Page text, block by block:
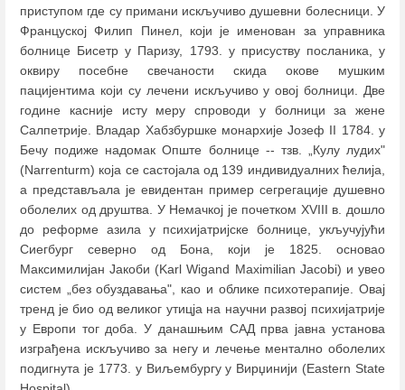
приступом где су примани искључиво душевни болесници. У
Француској Филип Пинел, који је именован за управника
болнице Бисетр у Паризу, 1793. у присуству посланика, у
оквиру посебне свечаности скида окове мушким
пацијентима који су лечени искључиво у овој болници. Две
године касније исту меру спроводи у болници за жене
Салпетрије. Владар Хабзбуршке монархије Јозеф II 1784. у
Бечу подиже надомак Опште болнице -- тзв. „Кулу лудих"
(Narrenturm) која се састојала од 139 индивидуалних ћелија,
а представљала је евидентан пример сегрегације душевно
оболелих од друштва. У Немачкој је почетком XVIII в. дошло
до реформе азила у психијатријске болнице, укључујући
Сиегбург северно од Бона, који је 1825. основао
Максимилијан Јакоби (Karl Wigand Maximilian Jacobi) и увео
систем „без обуздавања", као и облике психотерапије. Овај
тренд је био од великог утицја на научни развој психијатрије
у Европи тог доба. У данашњим САД прва јавна установа
изграђена искључиво за негу и лечење ментално оболелих
подигнута је 1773. у Виљембургу у Вирџинији (Eastern State